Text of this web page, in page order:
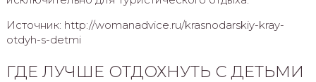
Источник: http://womanadvice.ru/krasnodarskiy-kray-
otdyh-s-detmi
ГДЕ ЛУЧШЕ ОТДОХНУТЬ С ДЕТЬМИ